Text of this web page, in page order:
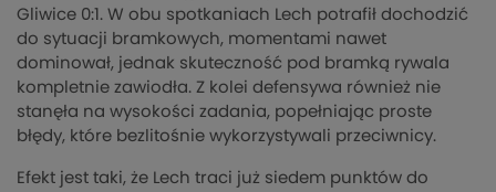
Gliwice 0:1. W obu spotkaniach Lech potrafił dochodzić
do sytuacji bramkowych, momentami nawet
dominował, jednak skuteczność pod bramką rywala
kompletnie zawiodła. Z kolei defensywa również nie
stanęła na wysokości zadania, popełniając proste
błędy, które bezlitośnie wykorzystywali przeciwnicy.
Efekt jest taki, że Lech traci już siedem punktów do